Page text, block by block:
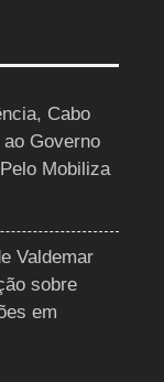
Cabo
Governo
Mobiliza
Valdemar
sobre
em